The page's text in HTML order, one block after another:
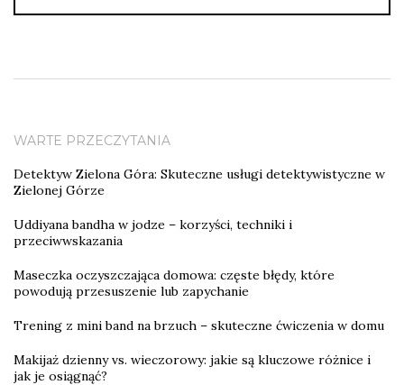
WARTE PRZECZYTANIA
Detektyw Zielona Góra: Skuteczne usługi detektywistyczne w
Zielonej Górze
Uddiyana bandha w jodze – korzyści, techniki i
przeciwwskazania
Maseczka oczyszczająca domowa: częste błędy, które
powodują przesuszenie lub zapychanie
Trening z mini band na brzuch – skuteczne ćwiczenia w domu
Makijaż dzienny vs. wieczorowy: jakie są kluczowe różnice i
jak je osiągnąć?